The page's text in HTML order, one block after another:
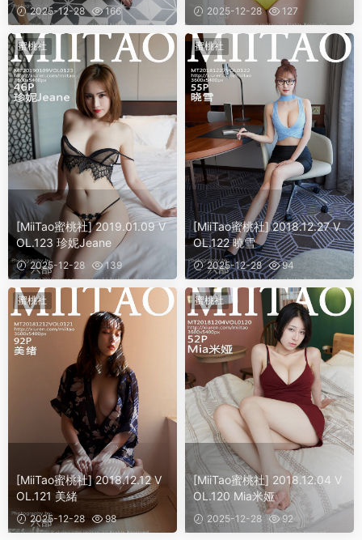
2025-12-28 166 2025-12-28 127
蜜桃社
[MiiTao蜜桃社] 2019.01.09 V
OL.123 珍妮Jeane
2025-12-28 139
蜜桃社
[MiiTao蜜桃社] 2018.12.27 V
OL.122 曉雪
2025-12-28 94
蜜桃社
[MiiTao蜜桃社] 2018.12.12 V
OL.121 美緒
2025-12-28 98
蜜桃社
[MiiTao蜜桃社] 2018.12.04 V
OL.120 Mia米娅
2025-12-28 92